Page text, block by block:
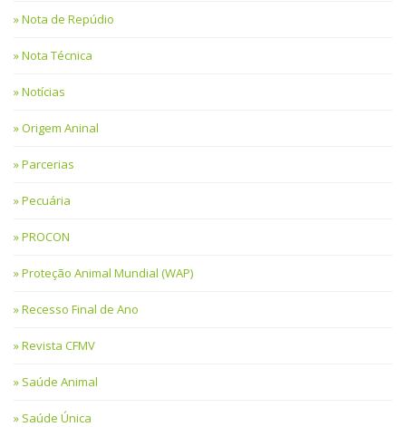
Nota de Repúdio
Nota Técnica
Notícias
Origem Aninal
Parcerias
Pecuária
PROCON
Proteção Animal Mundial (WAP)
Recesso Final de Ano
Revista CFMV
Saúde Animal
Saúde Única